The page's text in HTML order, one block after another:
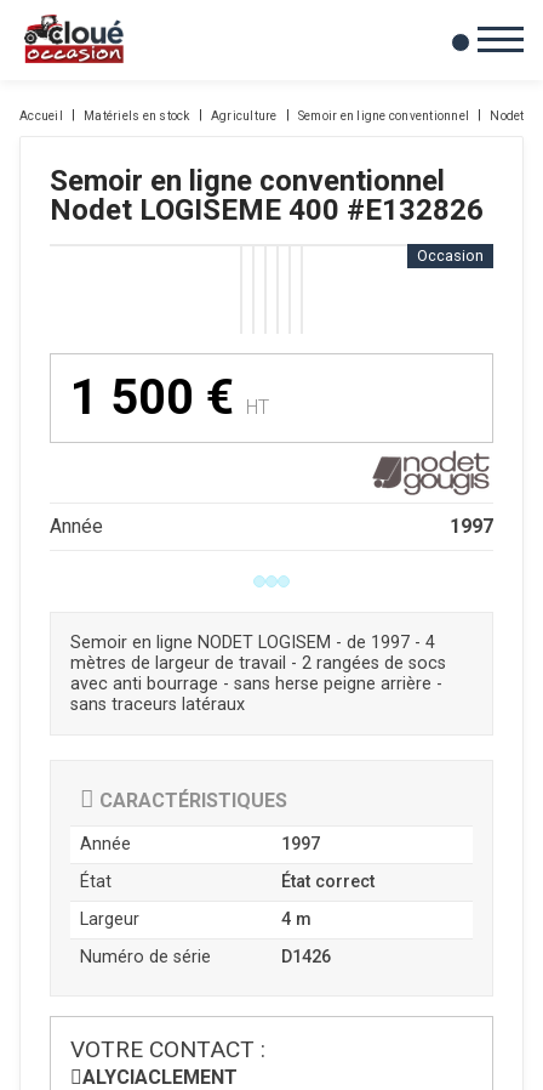
Mes favoris
0
Accueil Matériels en stock Agriculture Semoir en ligne conventionnel Nodet
Semoir en ligne conventionnel
Nodet LOGISEME 400 #E132826
Occasion
Semoir en ligne NODET LOGISEM - de 1997 - 4
mètres de largeur de travail - 2 rangées de socs
avec anti bourrage - sans herse peigne arrière -
sans traceurs latéraux
CARACTÉRISTIQUES
Année
1997
État
État correct
Largeur
4 m
Numéro de série
D1426
1 500 € HT
Année 1997
VOTRE CONTACT :
ALYCIACLEMENT